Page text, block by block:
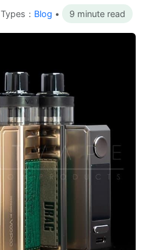
： Blog • 9 minute read